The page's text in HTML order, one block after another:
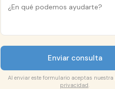
Enviar consulta
Al enviar este formulario aceptas nuestra
privacidad